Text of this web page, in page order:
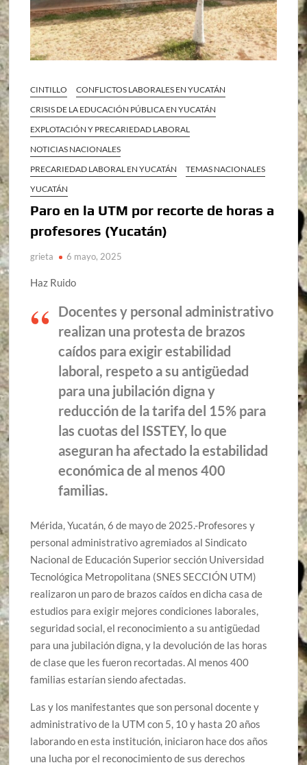
CINTILLO
CONFLICTOS LABORALES EN YUCATÁN
CRISIS DE LA EDUCACIÓN PÚBLICA EN YUCATÁN
EXPLOTACIÓN Y PRECARIEDAD LABORAL
NOTICIAS NACIONALES
PRECARIEDAD LABORAL EN YUCATÁN
TEMAS NACIONALES
YUCATÁN
Paro en la UTM por recorte de horas a
profesores (Yucatán)
grieta 6 mayo, 2025
Haz Ruido
Docentes y personal administrativo
realizan una protesta de brazos
caídos para exigir estabilidad
laboral, respeto a su antigüedad
para una jubilación digna y
reducción de la tarifa del 15% para
las cuotas del ISSTEY, lo que
aseguran ha afectado la estabilidad
económica de al menos 400
familias.
Mérida, Yucatán, 6 de mayo de 2025.-Profesores y
personal administrativo agremiados al Sindicato
Nacional de Educación Superior sección Universidad
Tecnológica Metropolitana (SNES SECCIÓN UTM)
realizaron un paro de brazos caídos en dicha casa de
estudios para exigir mejores condiciones laborales,
seguridad social, el reconocimiento a su antigüedad
para una jubilación digna, y la devolución de las horas
de clase que les fueron recortadas. Al menos 400
familias estarían siendo afectadas.
Las y los manifestantes que son personal docente y
administrativo de la UTM con 5, 10 y hasta 20 años
laborando en esta institución, iniciaron hace dos años
una lucha por el reconocimiento de sus derechos